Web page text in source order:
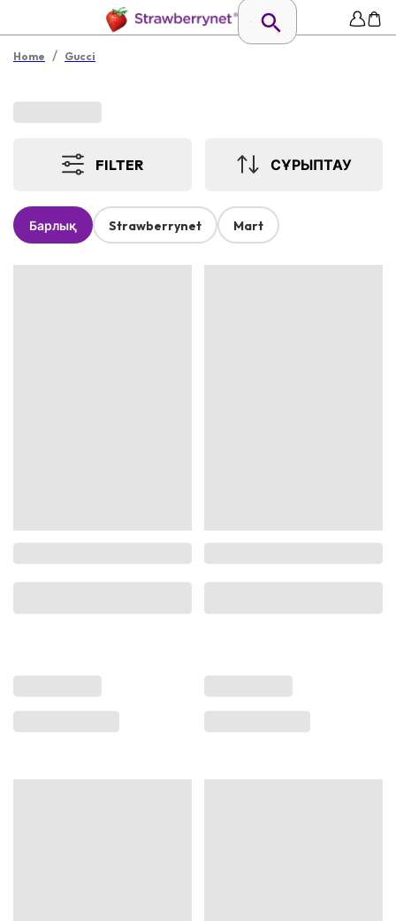
Home / Gucci
FILTER СҰРЫПТАУ
Барлық Strawberrynet Mart